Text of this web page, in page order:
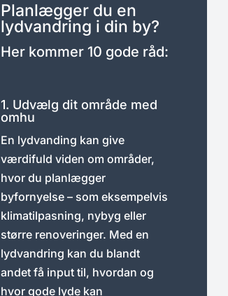
Planlægger du en
lydvandring i din by?
Her kommer 10 gode råd:
1. Udvælg dit område med
omhu
En lydvanding kan give
værdifuld viden om områder,
hvor du planlægger
byfornyelse – som eksempelvis
klimatilpasning, nybyg eller
større renoveringer. Med en
lydvandring kan du blandt
andet få input til, hvordan og
hvor gode lyde kan